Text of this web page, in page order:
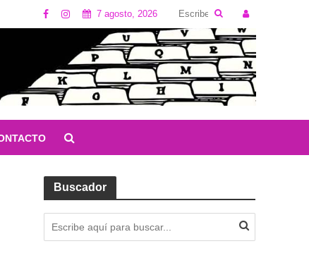
7 agosto, 2026
Buscador